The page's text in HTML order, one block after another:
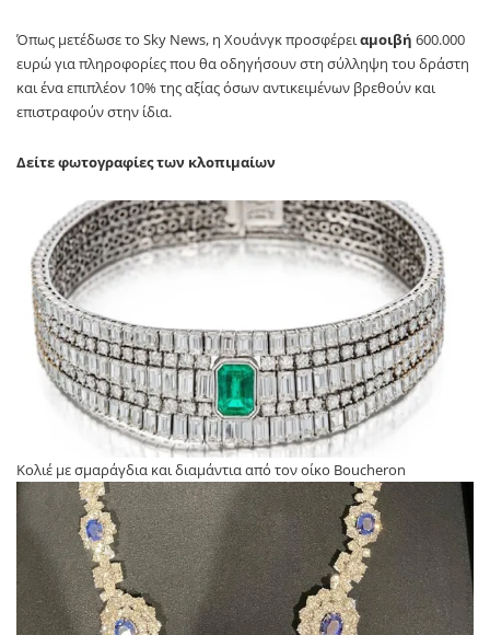
Όπως μετέδωσε το Sky News, η Χουάνγκ προσφέρει αμοιβή 600.000
ευρώ για πληροφορίες που θα οδηγήσουν στη σύλληψη του δράστη
και ένα επιπλέον 10% της αξίας όσων αντικειμένων βρεθούν και
επιστραφούν στην ίδια.
Δείτε φωτογραφίες των κλοπιμαίων
Κολιέ με σμαράγδια και διαμάντια από τον οίκο Boucheron